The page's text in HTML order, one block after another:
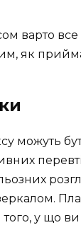
варто
як
можуть
у що ви